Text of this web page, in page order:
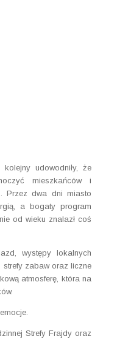
udowodniły, że
mieszkańców i
Przez dwa dni miasto
a bogaty program
od wieku znalazł coś
występy lokalnych
strefy zabaw oraz liczne
atmosferę, która na
Strefy Frajdy oraz